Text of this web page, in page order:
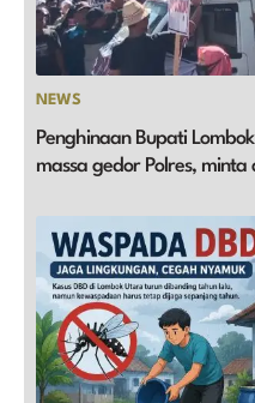
NEWS
Penghinaan Bupati
massa gedor Polres, minta